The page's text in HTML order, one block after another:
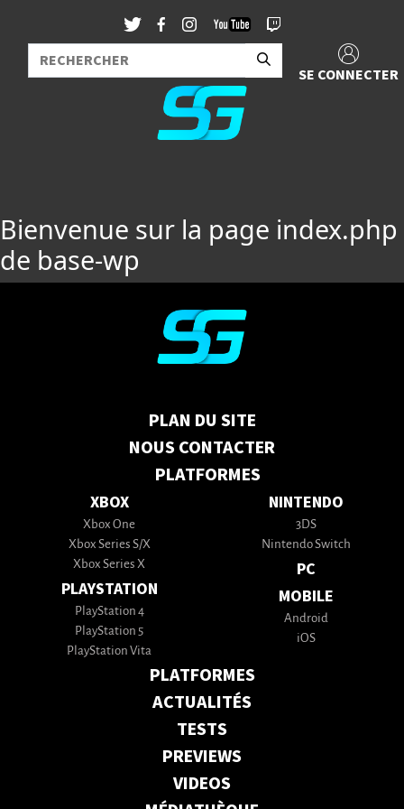
SE CONNECTER
Bienvenue sur la page index.php
de base-wp
PLAN DU SITE
NOUS CONTACTER
PLATFORMES
XBOX
Xbox One
Xbox Series S/X
Xbox Series X
PLAYSTATION
PlayStation 4
PlayStation 5
PlayStation Vita
NINTENDO
3DS
Nintendo Switch
PC
MOBILE
Android
iOS
PLATFORMES
ACTUALITÉS
TESTS
PREVIEWS
VIDEOS